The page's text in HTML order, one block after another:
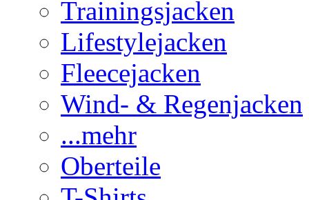
Trainingsjacken
Lifestylejacken
Fleecejacken
Wind- & Regenjacken
...mehr
Oberteile